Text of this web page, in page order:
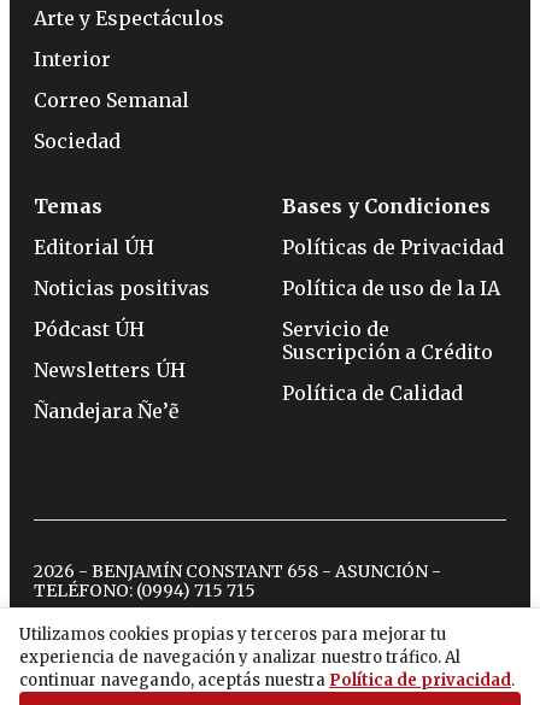
Utilizamos cookies propias y terceros para mejorar tu
experiencia de navegación y analizar nuestro tráfico. Al
continuar navegando, aceptás nuestra Política de privacidad.
Arte y Espectáculos
Interior
Correo Semanal
Sociedad
Temas
Editorial ÚH
Noticias positivas
Pódcast ÚH
Newsletters ÚH
Ñandejara Ñe’ẽ
Bases y Condiciones
Políticas de Privacidad
Política de uso de la IA
Servicio de
Suscripción a Crédito
Política de Calidad
2026 - BENJAMÍN CONSTANT 658 - ASUNCIÓN -
TELÉFONO: (0994) 715 715
twitterinstagram
facebook
tiktokyoutubespotify